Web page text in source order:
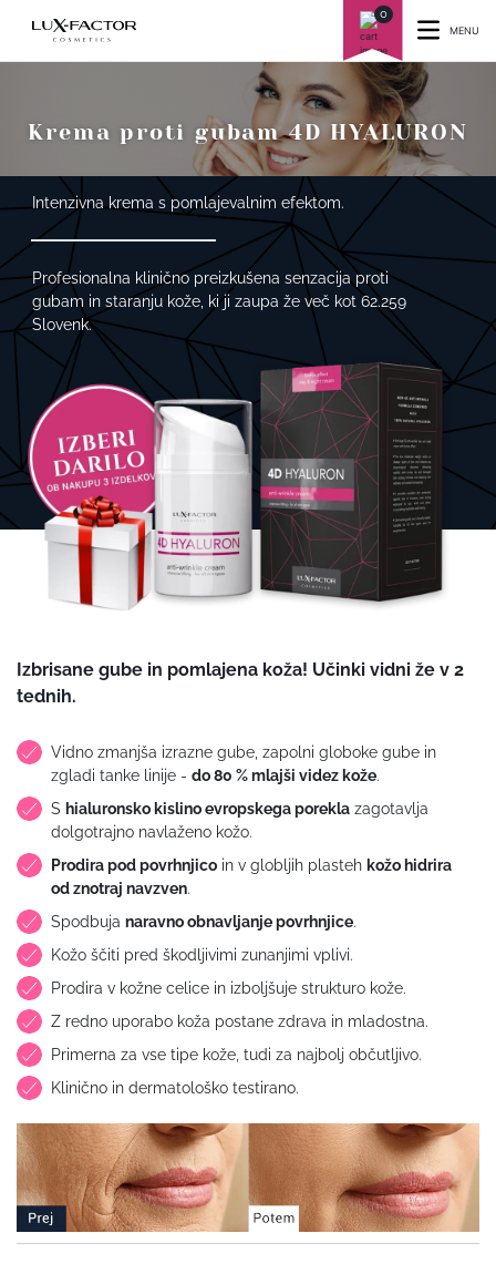
0
MENU
Krema proti gubam 4D HYALURON
Intenzivna krema s pomlajevalnim efektom.
Profesionalna klinično preizkušena senzacija proti
gubam in staranju kože, ki ji zaupa že več kot 62.259
Slovenk.
Izbrisane gube in pomlajena koža! Učinki vidni že v 2
tednih.
Vidno zmanjša izrazne gube, zapolni globoke gube in
zgladi tanke linije - do 80 % mlajši videz kože.
S hialuronsko kislino evropskega poreklazagotavlja
dolgotrajno navlaženo kožo.
Prodira pod povrhnjicoin v globljih plasteh kožo hidrira
od znotraj navzven.
Spodbuja naravno obnavljanje povrhnjice.
Kožo ščiti pred škodljivimi zunanjimi vplivi.
Prodira v kožne celice in izboljšuje strukturo kože.
Z redno uporabo koža postane zdrava in mladostna.
Primerna za vse tipe kože, tudi za najbolj občutljivo.
Klinično in dermatološko testirano.